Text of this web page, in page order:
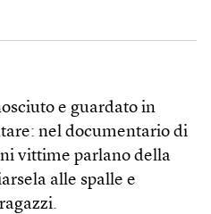
e guardato in
nel documentario di
vittime parlano della
alle spalle e